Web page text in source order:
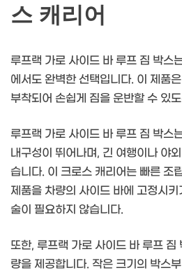
스 캐리어
루프랙 가로 사이드 바 루프 짐 박스
에서도 완벽한 선택입니다. 이 제품
부착되어 손쉽게 짐을 운반할 수 있
루프랙 가로 사이드 바 루프 짐 박스
내구성이 뛰어나며, 긴 여행이나 야
습니다. 이 크로스 캐리어는 빠른 조
제품을 차량의 사이드 바에 고정시키
술이 필요하지 않습니다.
또한, 루프랙 가로 사이드 바 루프 짐
량을 제공합니다. 작은 크기의 박스